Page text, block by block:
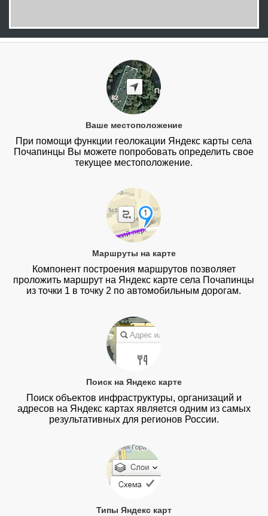
Ваше местоположение
При помощи функции геолокации Яндекс карты села
Почапинцы Вы можете попробовать определить свое
текущее местоположение.
Маршруты на карте
Компонент построения маршрутов позволяет
проложить маршрут на Яндекс карте села Почапинцы
из точки 1 в точку 2 по автомобильным дорогам.
Поиск на Яндекс карте
Поиск объектов инфраструктуры, организаций и
адресов на Яндекс картах является одним из самых
результативных для регионов России.
Типы Яндекс карт